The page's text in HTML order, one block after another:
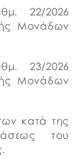
22/2026
Μονάδων
23/2026
Μονάδων
κατά της
του